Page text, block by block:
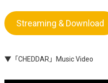
Streaming & Download
▼「CHEDDAR」Music Video